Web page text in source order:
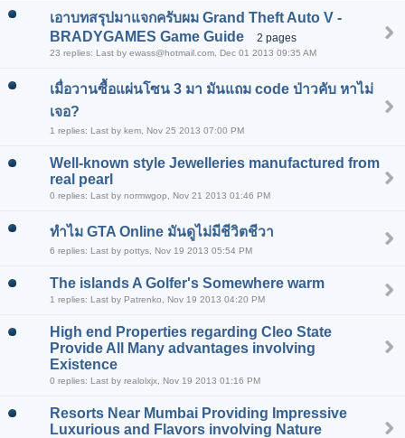
เอาบทสรุปมาแจกครับผม Grand Theft Auto V -
BRADYGAMES Game Guide
2 pages
23 replies: Last by ewass@hotmail.com, Dec 01 2013 09:35 AM
เมื่อวานซื้อแผ่นโซน 3 มา มันแถม code ป่าวคับ หาไม่
เจอ?
1 replies: Last by kem, Nov 25 2013 07:00 PM
Well-known style Jewelleries manufactured from
real pearl
0 replies: Last by normwgop, Nov 21 2013 01:46 PM
ทำไม GTA Online มันดูไม่มีชีวิตชีวา
6 replies: Last by pottys, Nov 19 2013 05:54 PM
The islands A Golfer's Somewhere warm
1 replies: Last by Patrenko, Nov 19 2013 04:20 PM
High end Properties regarding Cleo State
Provide All Many advantages involving
Existence
0 replies: Last by realolxjx, Nov 19 2013 01:16 PM
Resorts Near Mumbai Providing Impressive
Luxurious and Flavors involving Nature